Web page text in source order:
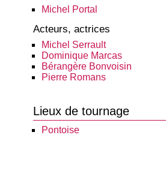
Michel Portal
Acteurs, actrices
Michel Serrault
Dominique Marcas
Bérangère Bonvoisin
Pierre Romans
Lieux de tournage
Pontoise